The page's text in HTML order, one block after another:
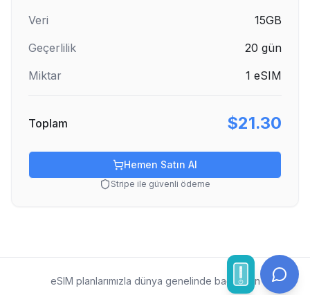
Veri
15GB
Geçerlilik
20 gün
Miktar
1 eSIM
Toplam $21.30
Hemen Satın Al
Stripe ile güvenli ödeme
eSIM planlarımızla dünya genelinde bağlı kalın